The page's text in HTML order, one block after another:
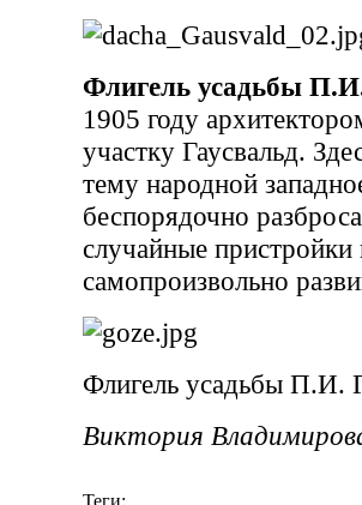
Флигель усадьбы
1905 году
участку Гаусвальд.
тему народной
беспорядочно
случайные
самопроизвольно
Флигель усадьбы П.И.
Виктория
Теги: